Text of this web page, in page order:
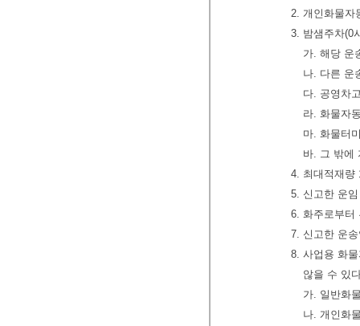
2. 개인화물자
3. 밤샘주차(0
가. 해당 운
나. 다른 운
다. 공영차
라. 화물자
마. 화물터
바. 그 밖에
4. 최대적재량
5. 신고한 운
6. 화주로부터
7. 신고한 운
8. 사업용 화
않을 수 있
가. 일반화
나. 개인화